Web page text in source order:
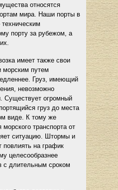
относятся
мира. Наши порты в
порту за рубежом, а
имеет также свои
морским путем
Груз, имеющий
невозможно
Существует огромный
груз до места
виде. К тому же
транспорта от
ситуацию. Штормы и
повлиять на график
целесообразнее
с длительным сроком